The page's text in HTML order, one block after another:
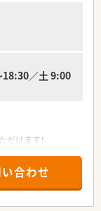
18:30／土 9:00
けます！
！
方にもオススメの薬
合わせ